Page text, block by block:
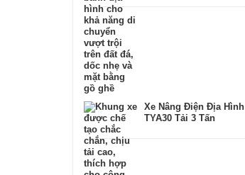
Xe Nâng Điện Địa Hình
TYA30 Tải 3 Tấn